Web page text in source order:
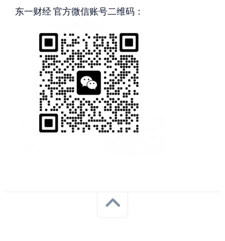
东一财经 官方微信账号二维码：